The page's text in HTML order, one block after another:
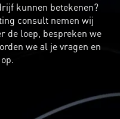
kunnen betekenen?
consult nemen wij
de loep, bespreken we
we al je vragen en